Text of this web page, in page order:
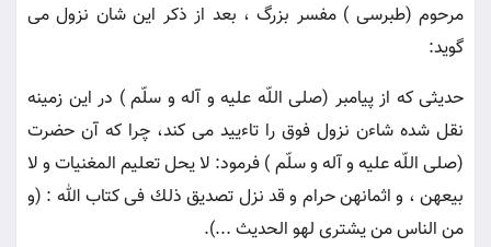
مرحوم (طبرسى ) مفسر بزرگ ، بعد از ذكر اين شان نزول مى
گويد:
حديثى كه از پيامبر (صلى اللّه عليه و آله و سلّم ) در اين زمينه
نقل شده شاءن نزول فوق را تاءييد مى كند، چرا كه آن حضرت
(صلى اللّه عليه و آله و سلّم ) فرمود: لا يحل تعليم المغنيات و لا
بيعهن ، و اثمانهن حرام و قد نزل تصديق ذلك فى كتاب الله : (و
من الناس من يشترى لهو الحديث ...).